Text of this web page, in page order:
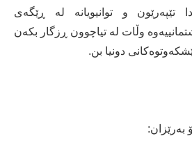
تێپەرێون و توانیویانە لە ڕێگەی
وڵات لە تیاچوون ڕزگار بکەن
دونیا بن.
بەرێزان: